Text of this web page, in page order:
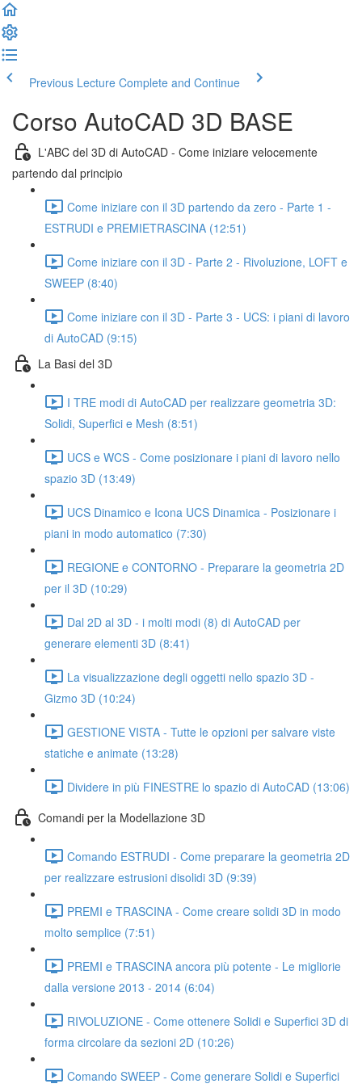
Previous Lecture Complete and Continue
Corso AutoCAD 3D BASE
L'ABC del 3D di AutoCAD - Come iniziare velocemente
partendo dal principio
Come iniziare con il 3D partendo da zero - Parte 1 -
ESTRUDI e PREMIETRASCINA (12:51)
Come iniziare con il 3D - Parte 2 - Rivoluzione, LOFT e
SWEEP (8:40)
Come iniziare con il 3D - Parte 3 - UCS: i piani di lavoro
di AutoCAD (9:15)
La Basi del 3D
I TRE modi di AutoCAD per realizzare geometria 3D:
Solidi, Superfici e Mesh (8:51)
UCS e WCS - Come posizionare i piani di lavoro nello
spazio 3D (13:49)
UCS Dinamico e Icona UCS Dinamica - Posizionare i
piani in modo automatico (7:30)
REGIONE e CONTORNO - Preparare la geometria 2D
per il 3D (10:29)
Dal 2D al 3D - i molti modi (8) di AutoCAD per
generare elementi 3D (8:41)
La visualizzazione degli oggetti nello spazio 3D -
Gizmo 3D (10:24)
GESTIONE VISTA - Tutte le opzioni per salvare viste
statiche e animate (13:28)
Dividere in più FINESTRE lo spazio di AutoCAD (13:06)
Comandi per la Modellazione 3D
Comando ESTRUDI - Come preparare la geometria 2D
per realizzare estrusioni disolidi 3D (9:39)
PREMI e TRASCINA - Come creare solidi 3D in modo
molto semplice (7:51)
PREMI e TRASCINA ancora più potente - Le migliorie
dalla versione 2013 - 2014 (6:04)
RIVOLUZIONE - Come ottenere Solidi e Superfici 3D di
forma circolare da sezioni 2D (10:26)
Comando SWEEP - Come generare Solidi e Superfici